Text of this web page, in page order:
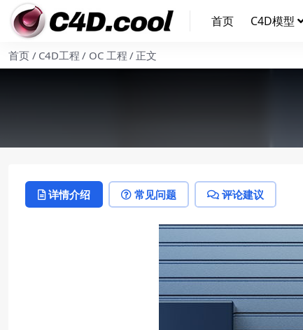
首页 C4D模型
首页 C4D工程 OC 工程 正文
详情介绍 常见问题 评论建议